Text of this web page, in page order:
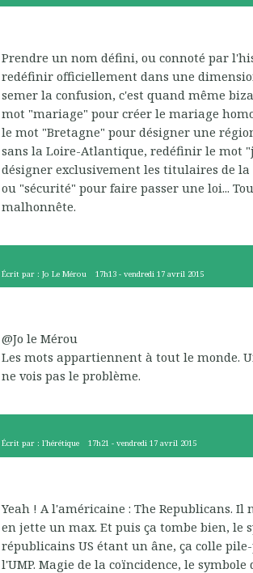
Prendre un nom défini, ou connoté par
redéfinir officiellement dans une
semer la confusion, c'est quand même
mot "mariage" pour créer le mariage
le mot "Bretagne" pour désigner une
sans la Loire-Atlantique, redéfinir le mot
désigner exclusivement les titulaires de la
ou "sécurité" pour faire passer une loi...
malhonnête.
Écrit par : Jo Le Mérou 17h13 -vendredi 17 avril 2015
@Jo le Mérou
Les mots appartiennent à tout le monde.
ne vois pas le problème.
Écrit par : l'hérétique 17h21 -vendredi 17 avril 2015
Yeah ! A l'américaine : The Republicans. Il
en jette un max. Et puis ça tombe bien, le
républicains US étant un âne, ça colle
l'UMP. Magie de la coïncidence, le symbole